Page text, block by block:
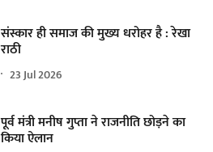
संस्कार ही समाज की मुख्य धरोहर है : रेखा
राठी
23 Jul 2026
पूर्व मंत्री मनीष गुप्ता ने राजनीति छोड़ने का
किया ऐलान